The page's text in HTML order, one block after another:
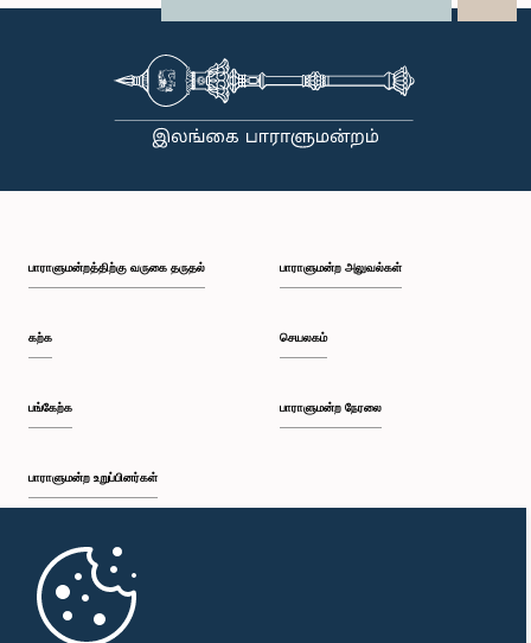
பாராளுமன்றத்திற்கு வருகை தருதல்
கற்க
பங்கேற்க
பாராளுமன்ற உறுப்பினர்கள்
முதற்பக்கம்
பாராளுமன்ற அலுவல்கள்
செயலகம்
பாராளுமன்ற நேரலை